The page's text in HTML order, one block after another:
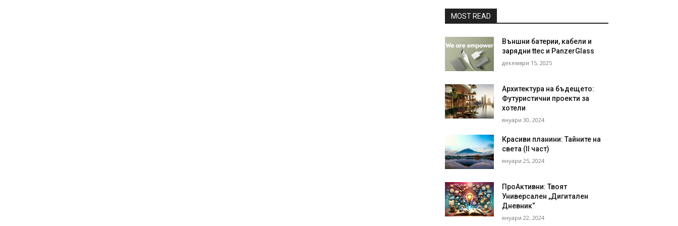
MOST READ
Външни батерии, кабели и
зарядни ttec и PanzerGlass
декември 15, 2025
Архитектура на бъдещето:
Футуристични проекти за
хотели
януари 30, 2024
Красиви планини: Тайните на
света (II част)
януари 25, 2024
ПроАктивни: Твоят
Универсален „Дигитален
Дневник“
януари 22, 2024